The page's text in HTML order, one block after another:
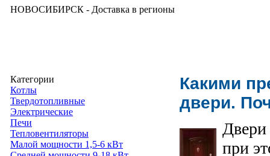
НОВОСИБИРСК - Доставка в регионы
Категории
Котлы
Твердотопливные
Электрические
Печи
Тепловентиляторы
Малой мощности 1,5-6 кВт
Какими
двери.
при